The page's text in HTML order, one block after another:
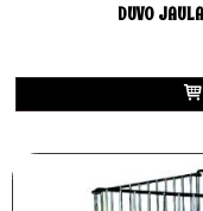
DUVO